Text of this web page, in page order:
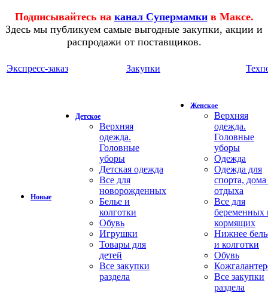
Подписывайтесь на канал Супермамки в Максе.
Здесь мы публикуем самые выгодные закупки, акции и
распродажи от поставщиков.
Экспресс-заказ Закупки
Новые
Детское
Верхняя
одежда.
Головные
уборы
Детская одежда
Все для
новорожденных
Белье и
колготки
Обувь
Игрушки
Товары для
детей
Все закупки
раздела
Женское
Верхняя
одежда.
Головные
уборы
Одежда
Одежда для
спорта,
отдыха
Все для
беременных
кормящих
Нижнее
и колготки
Обувь
Все закупки
раздела